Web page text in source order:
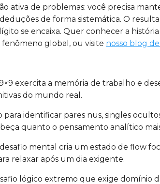
ativa de problemas: você precisa
de forma sistemática. O
se encaixa. Quer conhecer a
global, ou visite nosso blog
exercita a memória de trabalho e
do mundo real.
identificar pares nus, singles
quanto o pensamento analítico
mental cria um estado de flow
relaxar após um dia exigente.
lógico extremo que exige domínio